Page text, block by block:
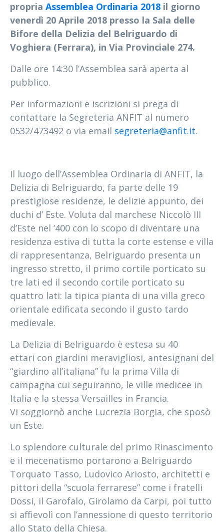
propria Assemblea Ordinaria 2018 il giorno
venerdì 20 Aprile 2018 presso la Sala delle
Bifore della Delizia del Belriguardo di
Voghiera (Ferrara), in Via Provinciale 274.
Dalle ore 14:30 l’Assemblea sarà aperta al
pubblico.
Per informazioni e iscrizioni si prega di
contattare la Segreteria ANFIT al numero
0532/473492 o via email segreteria@anfit.it.
Il luogo dell’Assemblea Ordinaria di ANFIT, la
Delizia di Belriguardo, fa parte delle 19
prestigiose residenze, le delizie appunto, dei
duchi d’ Este. Voluta dal marchese Niccolò III
d’Este nel ‘400 con lo scopo di diventare una
residenza estiva di tutta la corte estense e villa
di rappresentanza, Belriguardo presenta un
ingresso stretto, il primo cortile porticato su
tre lati ed il secondo cortile porticato su
quattro lati: la tipica pianta di una villa greco
orientale edificata secondo il gusto tardo
medievale.
La Delizia di Belriguardo è estesa su 40
ettari con giardini meravigliosi, antesignani del
“giardino all’italiana” fu la prima Villa di
campagna cui seguiranno, le ville medicee in
Italia e la stessa Versailles in Francia.
Vi soggiornò anche Lucrezia Borgia, che sposò
un Este.
Lo splendore culturale del primo Rinascimento
e il mecenatismo portarono a Belriguardo
Torquato Tasso, Ludovico Ariosto, architetti e
pittori della “scuola ferrarese” come i fratelli
Dossi, il Garofalo, Girolamo da Carpi, poi tutto
si affievolì con l’annessione di questo territorio
allo Stato della Chiesa.